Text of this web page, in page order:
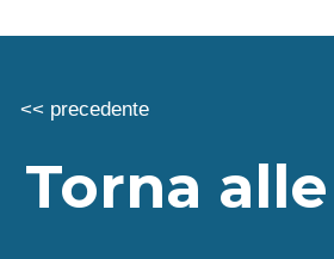
<< precedente
Torna